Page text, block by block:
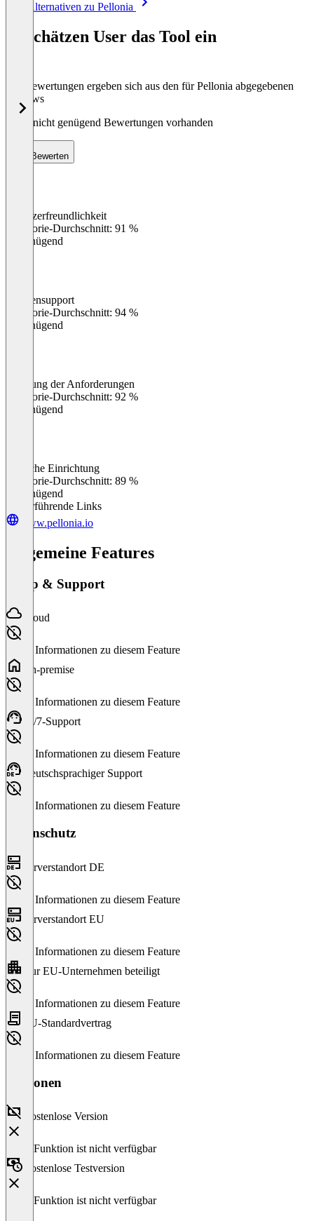
Alle Alternativen zu Pellonia
So schätzen User das Tool ein
Die Bewertungen ergeben sich aus den für Pellonia abgegebenen
Reviews
Noch nicht genügend Bewertungen vorhanden
Bewerten
Benutzerfreundlichkeit
Kategorie-Durchschnitt: 91 %
Ungenügend
Kundensupport
Kategorie-Durchschnitt: 94 %
Ungenügend
Erfüllung der Anforderungen
Kategorie-Durchschnitt: 92 %
Ungenügend
Einfache Einrichtung
Kategorie-Durchschnitt: 89 %
Ungenügend
Weiterführende Links
www.pellonia.io
Allgemeine Features
Setup & Support
Cloud
Keine Informationen zu diesem Feature
On-premise
Keine Informationen zu diesem Feature
24/7-Support
Keine Informationen zu diesem Feature
Deutschsprachiger Support
Keine Informationen zu diesem Feature
Datenschutz
Serverstandort DE
Keine Informationen zu diesem Feature
Serverstandort EU
Keine Informationen zu diesem Feature
Nur EU-Unternehmen beteiligt
Keine Informationen zu diesem Feature
EU-Standardvertrag
Keine Informationen zu diesem Feature
Versionen
Kostenlose Version
Diese Funktion ist nicht verfügbar
Kostenlose Testversion
Diese Funktion ist nicht verfügbar